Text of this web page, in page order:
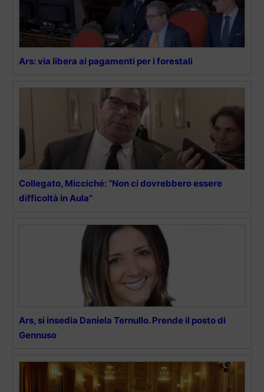
Ars: via libera ai pagamenti per i forestali
Collegato, Micciché: “Non ci dovrebbero essere
difficoltà in Aula”
Ars, si insedia Daniela Ternullo. Prende il posto di
Gennuso